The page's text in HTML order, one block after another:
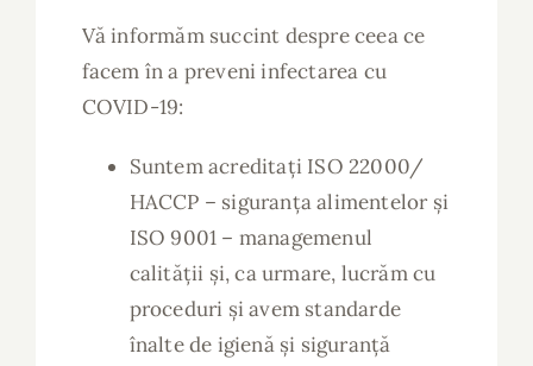
Vă informăm succint despre ceea ce
facem în a preveni infectarea cu
COVID-19:
Suntem acreditați ISO 22000/
HACCP – siguranța alimentelor și
ISO 9001 – managemenul
calității și, ca urmare, lucrăm cu
proceduri și avem standarde
înalte de igienă și siguranță